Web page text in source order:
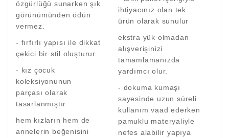
özgürlüğü sunarken şık
görünümünden ödün
vermez.
- fırfırlı yapısı ile dikkat
çekici bir stil oluşturur.
- kız çocuk
koleksiyonunun
parçası olarak
tasarlanmıştır
hem kızların hem de
annelerin beğenisini
ihtiyacınız olan tek
ürün olarak sunulur
ekstra yük olmadan
alışverişinizi
tamamlamanızda
yardımcı olur.
- dokuma kumaşı
sayesinde uzun süreli
kullanım vaad ederken
pamuklu materyaliyle
nefes alabilir yapıya